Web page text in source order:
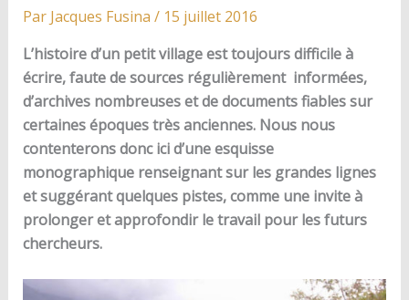
Par Jacques Fusina / 15 juillet 2016
L’histoire d’un petit village est toujours difficile à
écrire, faute de sources régulièrement informées,
d’archives nombreuses et de documents fiables sur
certaines époques très anciennes. Nous nous
contenterons donc ici d’une esquisse
monographique renseignant sur les grandes lignes
et suggérant quelques pistes, comme une invite à
prolonger et approfondir le travail pour les futurs
chercheurs.